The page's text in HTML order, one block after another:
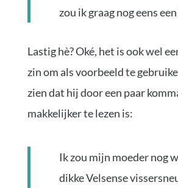
zou ik graag nog eens
Lastig hè? Oké, het is ook wel
zin om als voorbeeld te
zien dat hij door een paar
makkelijker te lezen is:
Ik zou mijn moeder nog
dikke Velsense